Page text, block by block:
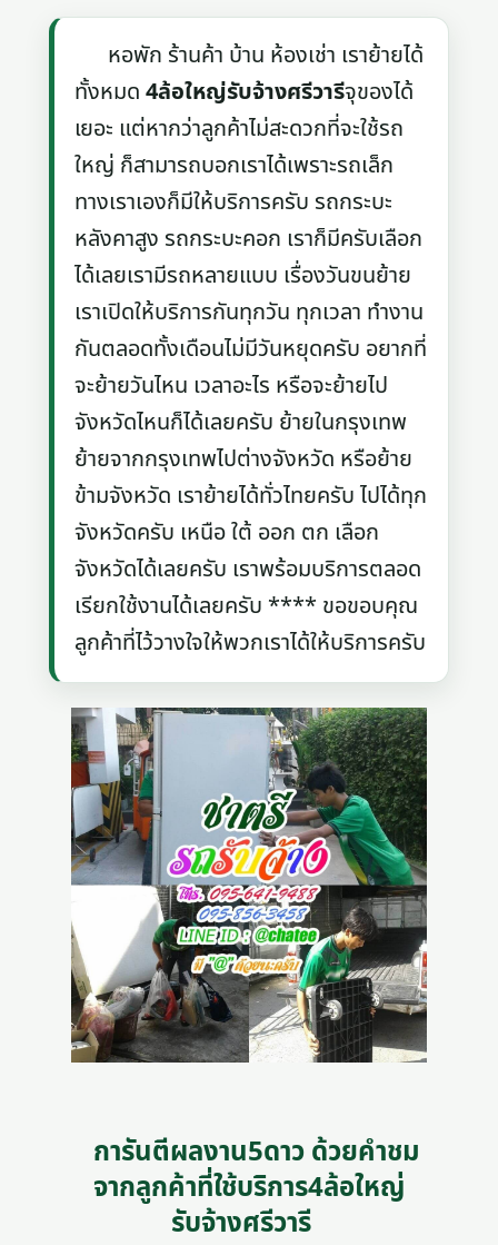
หอพัก ร้านค้า บ้าน ห้องเช่า เราย้ายได้
ทั้งหมด4ล้อใหญ่รับจ้างศรีวารีจุของได้
เยอะ แต่หากว่าลูกค้าไม่สะดวกที่จะใช้รถ
ใหญ่ ก็สามารถบอกเราได้เพราะรถเล็ก
ทางเราเองก็มีให้บริการครับ รถกระบะ
หลังคาสูง รถกระบะคอก เราก็มีครับเลือก
ได้เลยเรามีรถหลายแบบ เรื่องวันขนย้าย
เราเปิดให้บริการกันทุกวัน ทุกเวลา ทำงาน
กันตลอดทั้งเดือนไม่มีวันหยุดครับ อยากที่
จะย้ายวันไหน เวลาอะไร หรือจะย้ายไป
จังหวัดไหนก็ได้เลยครับ ย้ายในกรุงเทพ
ย้ายจากกรุงเทพไปต่างจังหวัด หรือย้าย
ข้ามจังหวัด เราย้ายได้ทั่วไทยครับ ไปได้ทุก
จังหวัดครับ เหนือ ใต้ ออก ตก เลือก
จังหวัดได้เลยครับ เราพร้อมบริการตลอด
เรียกใช้งานได้เลยครับ **** ขอขอบคุณ
ลูกค้าที่ไว้วางใจให้พวกเราได้ให้บริการครับ
การันตีผลงาน5ดาว ด้วยคำชม
จากลูกค้าที่ใช้บริการ4ล้อใหญ่
รับจ้างศรีวารี